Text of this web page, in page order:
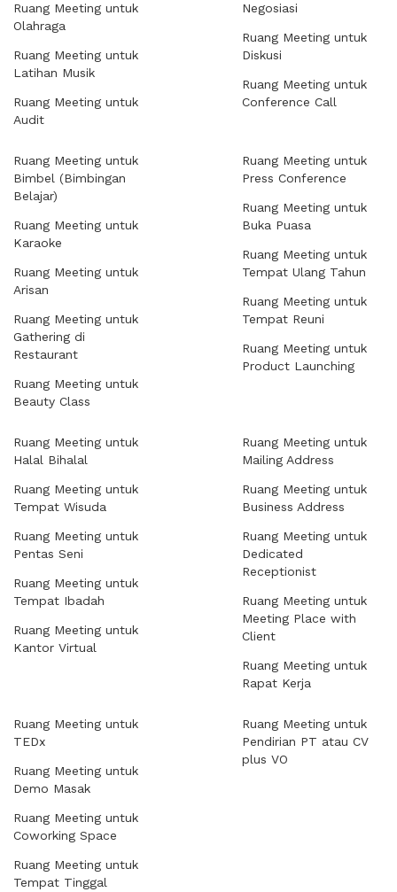
Ruang Meeting untuk
Olahraga
Ruang Meeting untuk
Latihan Musik
Ruang Meeting untuk
Audit
Negosiasi
Ruang Meeting untuk
Diskusi
Ruang Meeting untuk
Conference Call
Ruang Meeting untuk
Bimbel (Bimbingan
Belajar)
Ruang Meeting untuk
Karaoke
Ruang Meeting untuk
Arisan
Ruang Meeting untuk
Gathering di
Restaurant
Ruang Meeting untuk
Beauty Class
Ruang Meeting untuk
Press Conference
Ruang Meeting untuk
Buka Puasa
Ruang Meeting untuk
Tempat Ulang Tahun
Ruang Meeting untuk
Tempat Reuni
Ruang Meeting untuk
Product Launching
Ruang Meeting untuk
Halal Bihalal
Ruang Meeting untuk
Tempat Wisuda
Ruang Meeting untuk
Pentas Seni
Ruang Meeting untuk
Tempat Ibadah
Ruang Meeting untuk
Kantor Virtual
Ruang Meeting untuk
Mailing Address
Ruang Meeting untuk
Business Address
Ruang Meeting untuk
Dedicated
Receptionist
Ruang Meeting untuk
Meeting Place with
Client
Ruang Meeting untuk
Rapat Kerja
Ruang Meeting untuk
TEDx
Ruang Meeting untuk
Demo Masak
Ruang Meeting untuk
Coworking Space
Ruang Meeting untuk
Tempat Tinggal
Ruang Meeting untuk
Pendirian PT atau CV
plus VO